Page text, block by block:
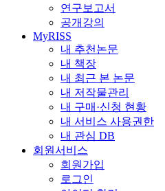
연구보고서
공개강의
MyRISS
내 추천논문
내 책장
내 최근 본 논문
내 저작물관리
내 구매·신청 현황
내 서비스 사용권한
내 관심 DB
회원서비스
회원가입
로그인